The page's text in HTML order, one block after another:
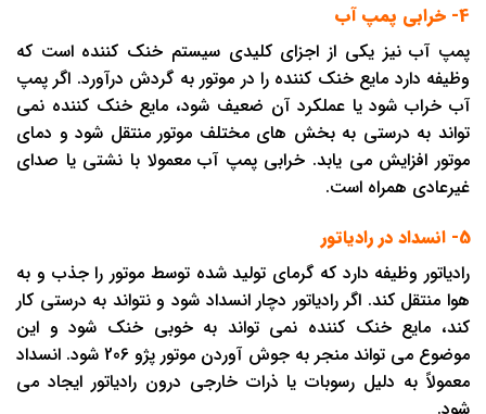
4- خرابی پمپ آب
پمپ آب نیز یکی از اجزای کلیدی سیستم خنک ‌کننده است که
وظیفه دارد مایع خنک ‌کننده را در موتور به گردش درآورد. اگر پمپ
آب خراب شود یا عملکرد آن ضعیف شود، مایع خنک ‌کننده نمی
تواند به درستی به بخش های مختلف موتور منتقل شود و دمای
موتور افزایش می یابد. خرابی پمپ آب معمولا با نشتی یا صدای
غیرعادی همراه است.
5- انسداد در رادیاتور
رادیاتور وظیفه دارد که گرمای تولید شده توسط موتور را جذب و به
هوا منتقل کند. اگر رادیاتور دچار انسداد شود و نتواند به درستی کار
کند، مایع خنک ‌کننده نمی تواند به خوبی خنک شود و این
موضوع می تواند منجر به جوش آوردن موتور پژو 206 شود. انسداد
معمولاً به دلیل رسوبات یا ذرات خارجی درون رادیاتور ایجاد می